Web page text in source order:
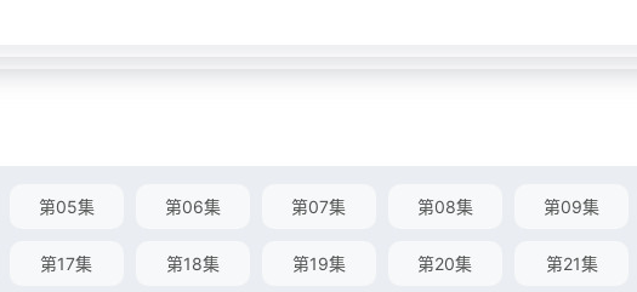
第05集 第06集 第07集 第08集 第09集
第17集 第18集 第19集 第20集 第21集